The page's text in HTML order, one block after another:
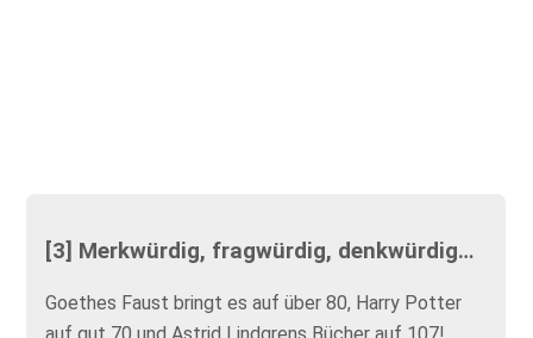
[3] Merkwürdig, fragwürdig, denkwürdig…
Goethes Faust bringt es auf über 80, Harry Potter